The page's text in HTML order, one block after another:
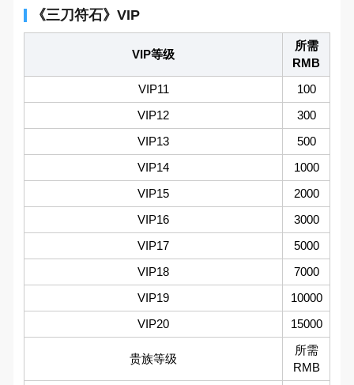
《三刀符石》VIP
VIP等级
所需
RMB
VIP11
100
VIP12
300
VIP13
500
VIP14
1000
VIP15
2000
VIP16
3000
VIP17
5000
VIP18
7000
VIP19
10000
VIP20
15000
贵族等级
所需
RMB